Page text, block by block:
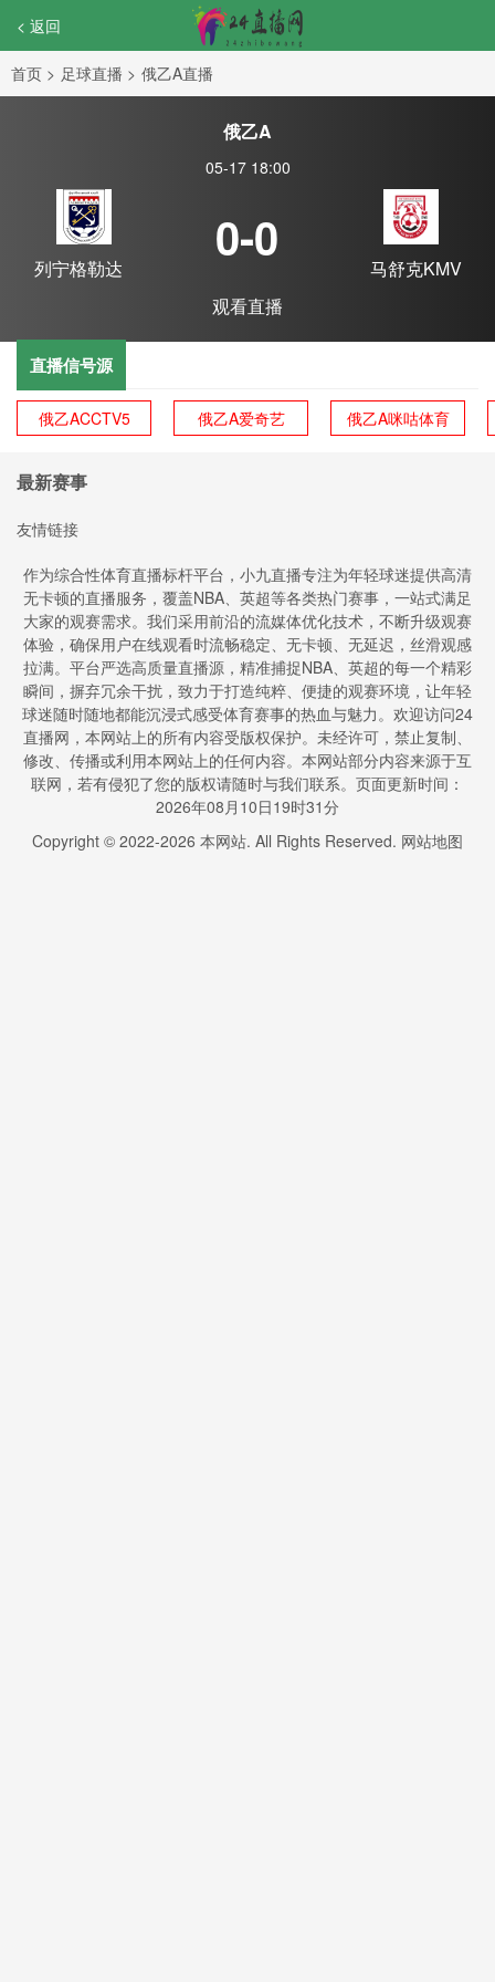
< 返回
首页 > 足球直播 > 俄乙A直播
俄乙A
05-17 18:00
列宁格勒达
0-0
马舒克KMV
观看直播
直播信号源
俄乙ACCTV5 俄乙A爱奇艺 俄乙A咪咕体育
最新赛事
友情链接
作为综合性体育直播标杆平台，小九直播专注为年轻球迷提供高清
无卡顿的直播服务，覆盖NBA、英超等各类热门赛事，一站式满足
大家的观赛需求。我们采用前沿的流媒体优化技术，不断升级观赛
体验，确保用户在线观看时流畅稳定、无卡顿、无延迟，丝滑观感
拉满。平台严选高质量直播源，精准捕捉NBA、英超的每一个精彩
瞬间，摒弃冗余干扰，致力于打造纯粹、便捷的观赛环境，让年轻
球迷随时随地都能沉浸式感受体育赛事的热血与魅力。欢迎访问24
直播网，本网站上的所有内容受版权保护。未经许可，禁止复制、
修改、传播或利用本网站上的任何内容。本网站部分内容来源于互
联网，若有侵犯了您的版权请随时与我们联系。页面更新时间：
2026年08月10日19时31分
Copyright © 2022-2026 本网站. All Rights Reserved. 网站地图